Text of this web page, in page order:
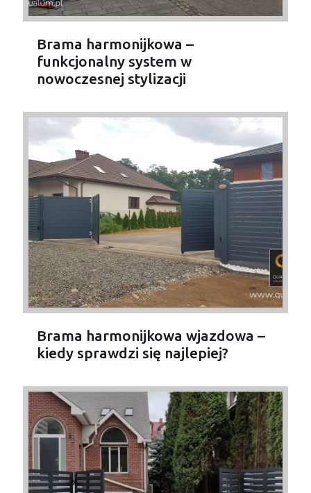
Brama harmonijkowa –
funkcjonalny system w
nowoczesnej stylizacji
Brama harmonijkowa wjazdowa –
kiedy sprawdzi się najlepiej?